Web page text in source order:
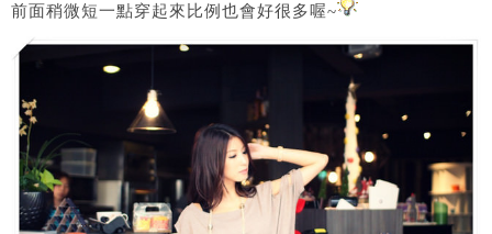
前面稍微短一點穿起來比例也會好很多喔~